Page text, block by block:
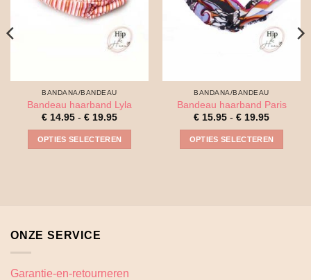
BANDANA/BANDEAU
Bandeau haarband Lyla
€ 14.95 - € 19.95Prijsklasse:
tot
€ 19.95
OPTIES SELECTEREN
Deze
gekozen
BANDANA/BANDEAU
Bandeau haarband Paris
€ 15.95 - € 19.95
tot
€ 19.95
OPTIES SELECTEREN
ONZE SERVICE
Garantie-en-retourneren